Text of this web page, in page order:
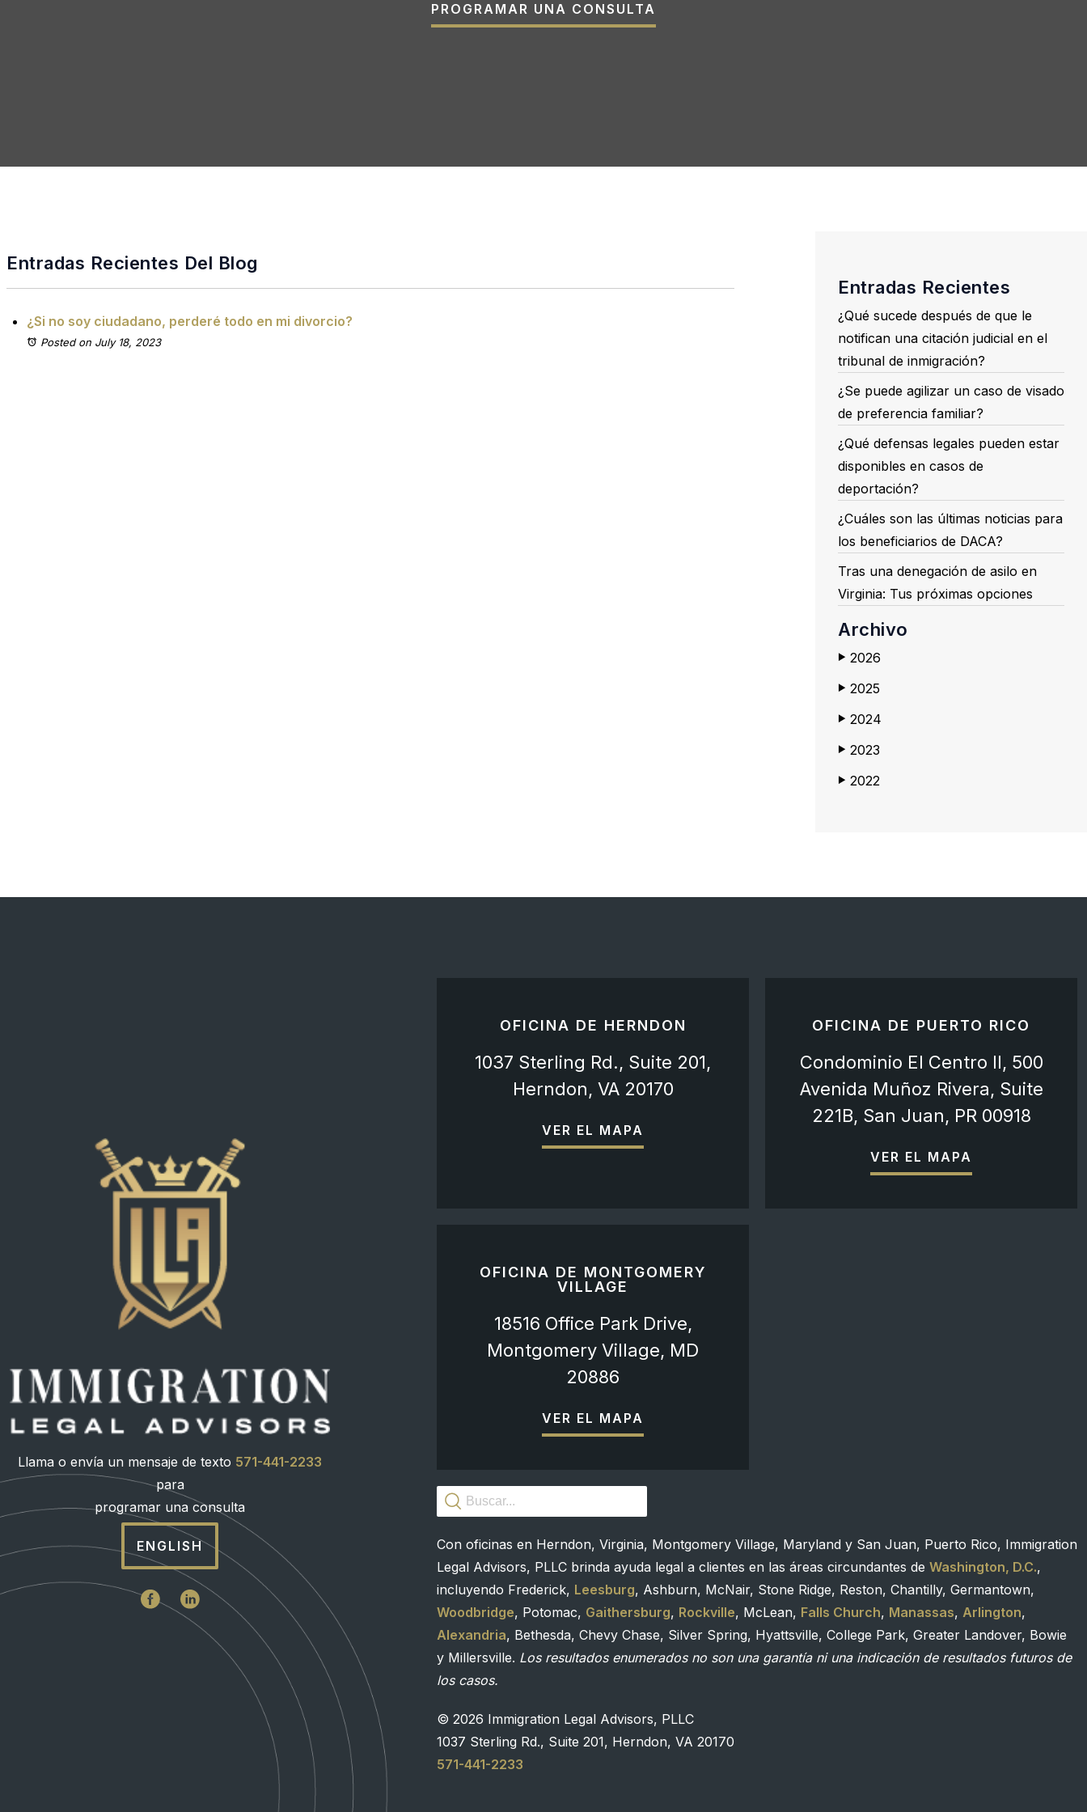
PROGRAMAR UNA CONSULTA
Entradas Recientes Del Blog
¿Si no soy ciudadano, perderé todo en mi divorcio?
Posted on July 18, 2023
Entradas Recientes
¿Qué sucede después de que le
notifican una citación judicial en el
tribunal de inmigración?
¿Se puede agilizar un caso de visado
de preferencia familiar?
¿Qué defensas legales pueden estar
disponibles en casos de
deportación?
¿Cuáles son las últimas noticias para
los beneficiarios de DACA?
Tras una denegación de asilo en
Virginia: Tus próximas opciones
Archivo
▶ 2026
▶ 2025
▶ 2024
▶ 2023
▶ 2022
Llama o envía un mensaje de texto 571-441-2233
para
programar una consulta
ENGLISH
OFICINA DE HERNDON
1037 Sterling Rd., Suite 201,
Herndon, VA 20170
VER EL MAPA
OFICINA DE PUERTO RICO
Condominio El Centro II, 500
Avenida Muñoz Rivera, Suite
221B, San Juan, PR 00918
VER EL MAPA
OFICINA DE MONTGOMERY
VILLAGE
18516 Office Park Drive,
Montgomery Village, MD
20886
VER EL MAPA
Con oficinas en Herndon, Virginia, Montgomery Village, Maryland y San Juan, Puerto Rico, Immigration
Legal Advisors, PLLC brinda ayuda legal a clientes en las áreas circundantes de Washington, D.C.,
incluyendo Frederick, Leesburg, Ashburn, McNair, Stone Ridge, Reston, Chantilly, Germantown,
Woodbridge, Potomac, Gaithersburg, Rockville, McLean, Falls Church, Manassas, Arlington,
Alexandria, Bethesda, Chevy Chase, Silver Spring, Hyattsville, College Park, Greater Landover, Bowie
y Millersville. Los resultados enumerados no son una garantía ni una indicación de resultados futuros de
los casos.
© 2026 Immigration Legal Advisors, PLLC
1037 Sterling Rd., Suite 201, Herndon, VA 20170
571-441-2233